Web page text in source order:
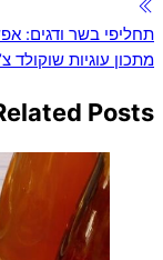
תחליפי בשר ודגים:
מתכון עוגיות שוקולד
Posts